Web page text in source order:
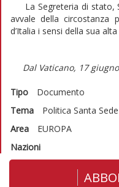
La Segreteria di stato,
avvale della circostanza
d’Italia i sensi della sua
Dal Vaticano, 17
Tipo
Documento
Tema
Politica Santa Sede
Area
EUROPA
Nazioni